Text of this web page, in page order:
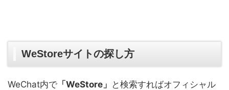
WeStoreサイトの探し方
WeChat内で 「WeStore」 と検索すればオフィシャル